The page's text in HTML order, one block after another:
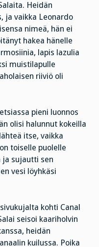
Heidän
ja vaikka Leonardo
nimeä, hän ei
hakea hänelle
lapis lazulia
muistilapulle
riiviö oli
pieni luonnos
olisi halunnut kokeilla
itse, vaikka
toiselle puolelle
ja sujautti sen
vesi löyhkäsi
kohti Canal
seisoi kaariholvin
heidän
kuilussa. Poika